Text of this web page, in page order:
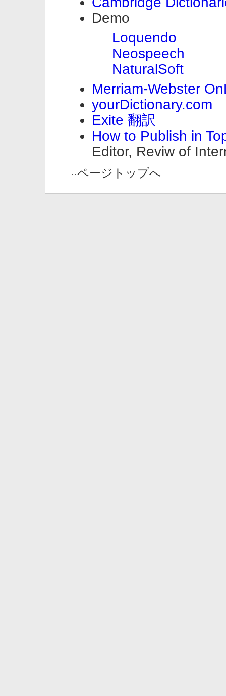
Demo
Loquendo
Neospeech
NaturalSoft
Merriam-Webster
yourDictionary.com
Exite 翻訳
How to Publish in
Editor, Reviw of
ページトップへ